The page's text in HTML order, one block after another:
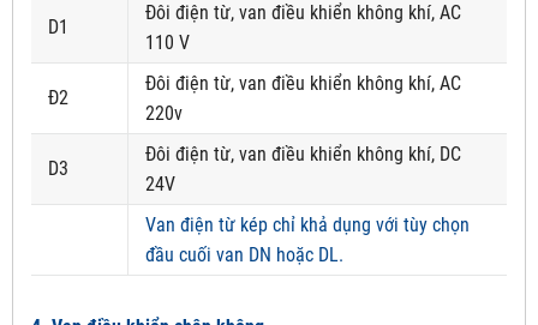
D1
Đôi điện từ, van điều khiển không khí, AC
110 V
Đ2
Đôi điện từ, van điều khiển không khí, AC
220v
D3
Đôi điện từ, van điều khiển không khí, DC
24V
Van điện từ kép chỉ khả dụng với tùy chọn
đầu cuối van DN hoặc DL.